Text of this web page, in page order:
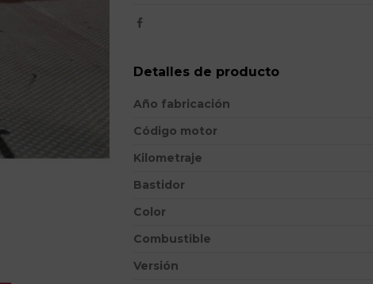
Detalles de producto
Año fabricación
Código motor
Kilometraje
Bastidor
Color
Combustible
Versión